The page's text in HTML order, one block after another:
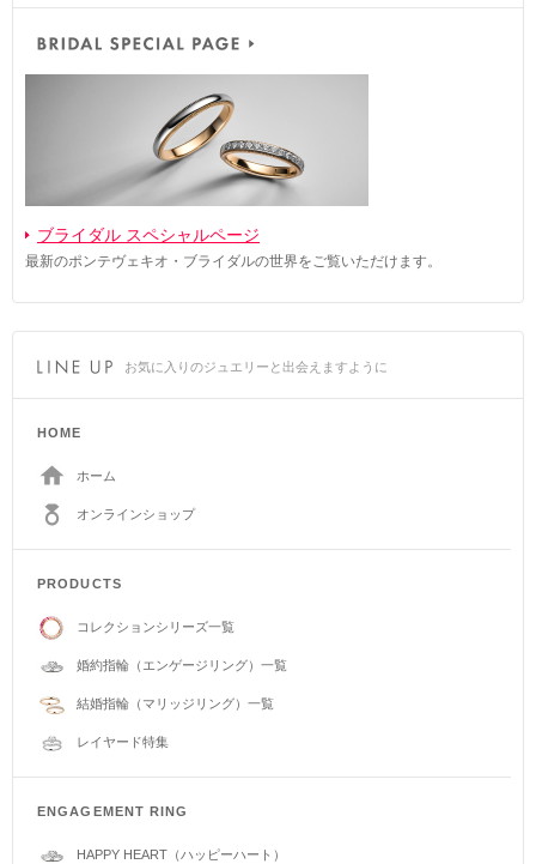
ブライダル スペシャルページ
最新のポンテヴェキオ・ブライダルの世界をご覧いただけます。
お気に入りのジュエリーと出会えますように
HOME
ホーム
オンラインショップ
PRODUCTS
コレクションシリーズ一覧
婚約指輪（エンゲージリング）一覧
結婚指輪（マリッジリング）一覧
レイヤード特集
ENGAGEMENT RING
HAPPY HEART（ハッピーハート）